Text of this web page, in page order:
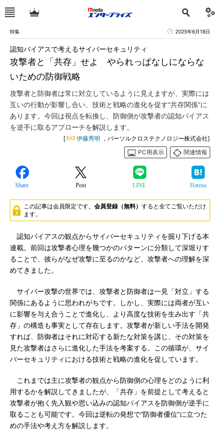
特集 2025年6月18日
攻撃者と「共存」せよ やられっぱなしにならな
いための防御戦略
認知バイアスで考えるサイバーセキュリティ
攻撃者と防御者は常に対立しているように見えますが、実際には
互いの行動が影響し合い、技術と戦略の進化を促す“共存関係”に
あります。今回は視点を転換し、防御側が攻撃者の認知バイアス
を逆手に取るアプローチを解説します。
[ 伊藤秀明 ，パーソルクロステクノロジー株式会社]
PC用表示
関連情報
Share Post LINE Hatena
この記事は会員限定です。 会員登録（無料） すると全てご覧いただけ
ます。
認知バイアスの観点からサイバーセキュリティを掘り下げる本
連載。前回は攻撃者心理を幾つかのパターンに分類して深堀りす
ることで、彼らがなぜ攻撃に至るのかなど、攻撃者への理解を深
めてきました。
サイバー攻撃の世界では、攻撃者と防御者は一見「対立」する
関係にあるように思われがちです。しかし、実際には両者が互い
に影響を与え合うことで進化し、より高度な技術を生み出す「共
存」の構造も事実として存在します。攻撃者が新しい手法を開発
すれば、防御者はそれに対応する新たな対策を講じ、その対策を
見た攻撃者はさらに進化した手法を考案する。この循環が、サイ
バーセキュリティにおける技術と戦略の進化を促しています。
これまでは主に攻撃者の観点から防御側の心理をどのように利
用するかを解説してきましたが、「共存」を前提として考えると
攻撃者が抱く先入観や思い込みの認知バイアスを防御側が逆手に
取ることも可能です。今回は逆転の発想で“防御者優位”に立つた
めの手法や考え方を解説します。